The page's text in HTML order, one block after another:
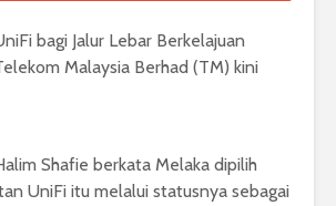
bagi Jalur Lebar Berkelajuan
Malaysia Berhad (TM) kini
Shafie berkata Melaka dipilih
UniFi itu melalui statusnya sebagai